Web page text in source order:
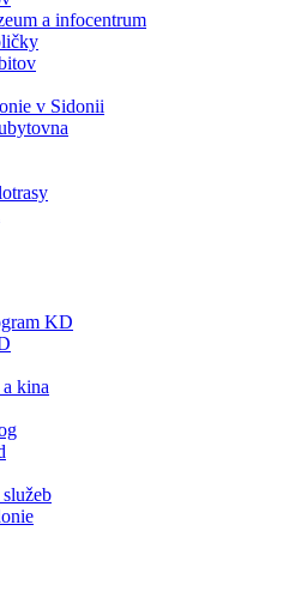
a infocentrum
v Sidonii
KD
kina